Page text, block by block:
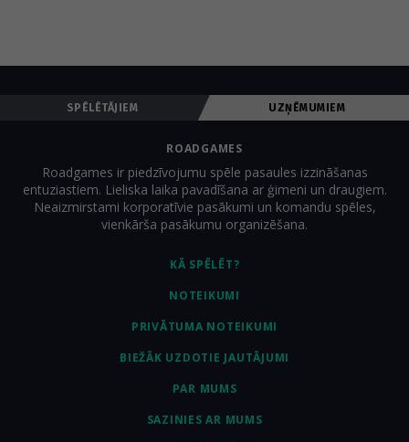
SPĒLĒTĀJIEM UZŅĒMUMIEM
KĀ SPĒLĒT?
NOTEIKUMI
PRIVĀTUMA NOTEIKUMI
BIEŽĀK UZDOTIE JAUTĀJUMI
PAR MUMS
SAZINIES AR MUMS
ROADGAMES
Roadgames ir piedzīvojumu spēle pasaules izzināšanas
entuziastiem. Lieliska laika pavadīšana ar ģimeni un draugiem.
Neaizmirstami korporatīvie pasākumi un komandu spēles,
vienkārša pasākumu organizēšana.